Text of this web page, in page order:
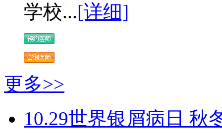
学校...[详细]
更多>>
10.29世界银屑病日 秋